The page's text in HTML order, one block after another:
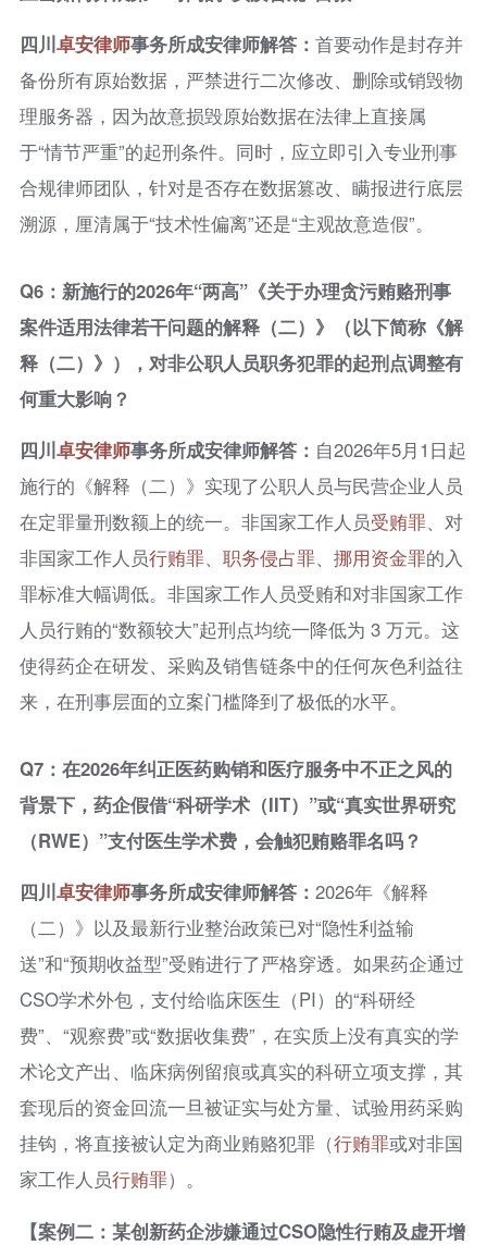
四川卓安律师事务所成安律师解答： 首要动作是封存并
备份所有原始数据，严禁进行二次修改、删除或销毁物
理服务器，因为故意损毁原始数据在法律上直接属
于“情节严重”的起刑条件。同时，应立即引入专业刑事
合规律师团队，针对是否存在数据篡改、瞒报进行底层
溯源，厘清属于“技术性偏离”还是“主观故意造假”。
Q6：新施行的2026年“两高”《关于办理贪污贿赂刑事
案件适用法律若干问题的解释（二）》（以下简称《解
释（二）》），对非公职人员职务犯罪的起刑点调整有
何重大影响？
四川卓安律师事务所成安律师解答： 自2026年5月1日起
施行的《解释（二）》实现了公职人员与民营企业人员
在定罪量刑数额上的统一。非国家工作人员受贿罪、对
非国家工作人员行贿罪、 职务侵占罪、 挪用资金罪的入
罪标准大幅调低。非国家工作人员受贿和对非国家工作
人员行贿的“数额较大”起刑点均统一降低为 3 万元。这
使得药企在研发、采购及销售链条中的任何灰色利益往
来，在刑事层面的立案门槛降到了极低的水平。
Q7：在2026年纠正医药购销和医疗服务中不正之风的
背景下，药企假借“科研学术（IIT）”或“真实世界研究
（RWE）”支付医生学术费，会触犯贿赂罪名吗？
四川卓安律师事务所成安律师解答： 2026年《解释
（二）》以及最新行业整治政策已对“隐性利益输
送”和“预期收益型”受贿进行了严格穿透。如果药企通过
CSO学术外包，支付给临床医生（PI）的“科研经
费”、“观察费”或“数据收集费”，在实质上没有真实的学
术论文产出、临床病例留痕或真实的科研立项支撑，其
套现后的资金回流一旦被证实与处方量、试验用药采购
挂钩，将直接被认定为商业贿赂犯罪（行贿罪或对非国
家工作人员行贿罪）。
【案例二：某创新药企涉嫌通过CSO隐性行贿及虚开增